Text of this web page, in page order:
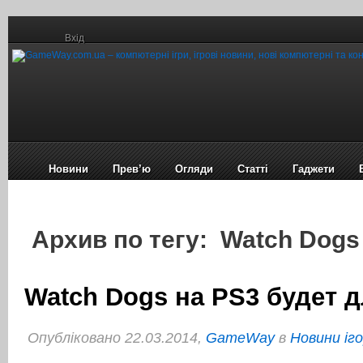
Вхід
Новини Прев’ю Огляди Статті Гаджети
Архив по тегу: Watch Dogs
Watch Dogs на PS3 будет
Опубліковано 22.03.2014, GameWayв Новини